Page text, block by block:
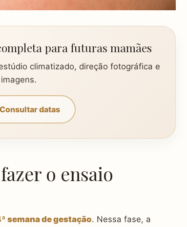
para futuras mamães
climatizado, direção fotográfica e
Consultar datas
o ensaio
semana de gestação. Nessa fase, a